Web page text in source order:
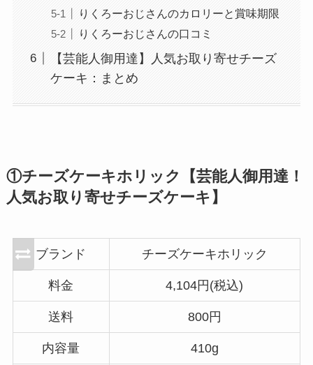
りくろーおじさんのカロリーと賞味期限
りくろーおじさんの口コミ
【芸能人御用達】人気お取り寄せチーズ
ケーキ：まとめ
①チーズケーキホリック【芸能人御用達！
人気お取り寄せチーズケーキ】
ブランド チーズケーキホリック
料金 4,104円(税込)
送料 800円
内容量 410g